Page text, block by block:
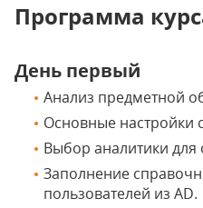
Программа
День первый
Анализ предметной
Основные настройки
Выбор аналитики для
Заполнение
пользователей из AD.